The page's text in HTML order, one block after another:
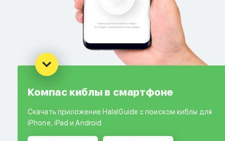
Компас киблы в смартфоне
Скачать приложение HalalGuide с поиском киблы для
iPhone, iPad и Android